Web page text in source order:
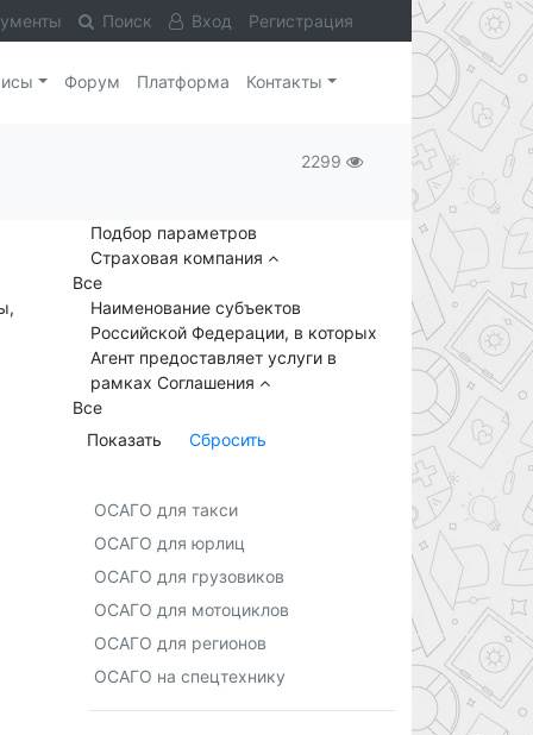
Поиск Вход Регистрация
Форум Платформа Контакты
2299
Подбор параметров
Страховая компания
Все
Наименование субъектов
Российской Федерации, в которых
Агент предоставляет услуги в
рамках Соглашения
Все
ОСАГО для такси
ОСАГО для юрлиц
ОСАГО для грузовиков
ОСАГО для мотоциклов
ОСАГО для регионов
ОСАГО на спецтехнику